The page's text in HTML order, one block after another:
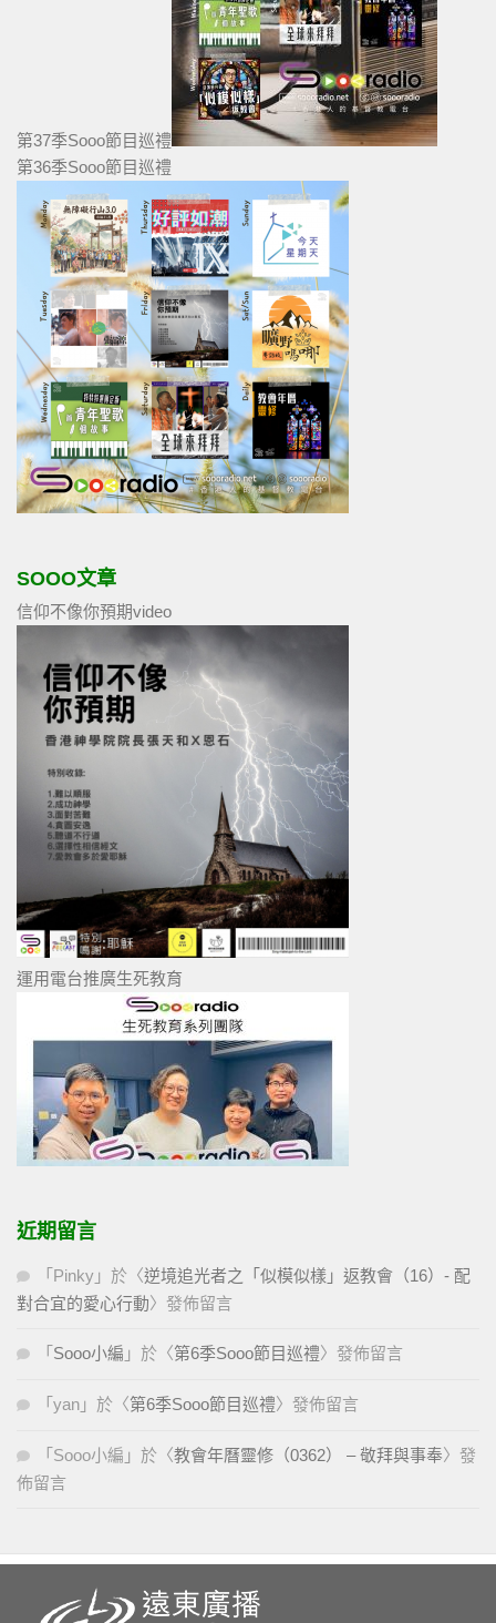
第37季Sooo節目巡禮
第36季Sooo節目巡禮
SOOO文章
信仰不像你預期video
運用電台推廣生死教育
近期留言
「 Pinky 」於〈逆境追光者之「似模似樣」返教會（16）- 配
對合宜的愛心行動〉發佈留言
「 Sooo小編 」於〈第6季Sooo節目巡禮〉發佈留言
「 yan 」於〈第6季Sooo節目巡禮〉發佈留言
「 Sooo小編 」於〈教會年曆靈修（0362） – 敬拜與事奉〉發
佈留言